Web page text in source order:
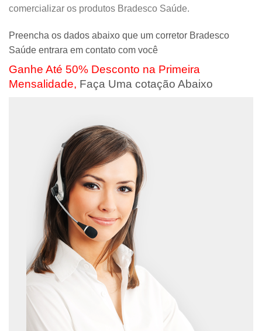
comercializar os produtos Bradesco Saúde.
Preencha os dados abaixo que um corretor Bradesco
Saúde entrara em contato com você
Ganhe Até 50% Desconto na Primeira
Mensalidade, Faça Uma cotação Abaixo